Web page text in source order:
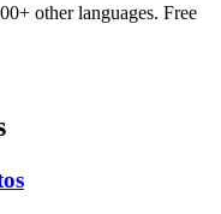
other languages. Free